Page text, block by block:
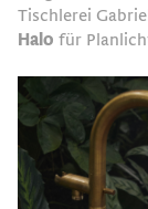
Tischlerei
Halo für